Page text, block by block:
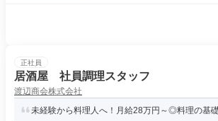
正社員
居酒屋 社員調理スタッフ
渡辺商会株式会社
未経験から料理人へ！月給28万円～◎料理の基